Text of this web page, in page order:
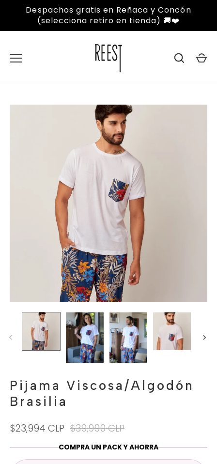
Despachos gratis en Reñaca y Concón
(selecciona retiro en tienda) 🚚❤️
Pijama Viscosa/Algodón
Brasilia
$23,994 CLP $39,990 CLP
COMPRA UN PACK Y AHORRA